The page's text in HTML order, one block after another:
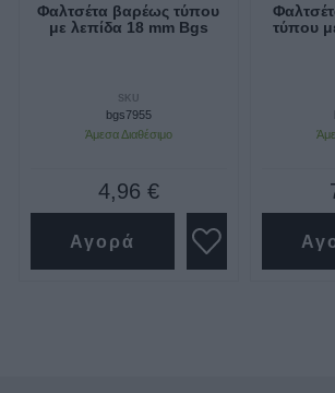
Φαλτσέτα βαρέως τύπου
με λεπίδα 18 mm Bgs
SKU
bgs7955
Άμεσα Διαθέσιμο
4,96 €
Αγορά
τύπου